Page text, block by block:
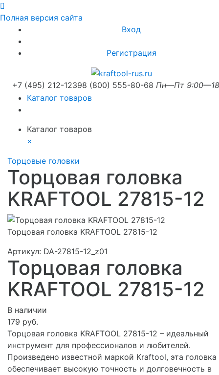
Полная версия сайта
Вход
Регистрация
+7 (495) 212-12398 (800) 555-80-68 Пн—Пт
Каталог товаров
Каталог товаров
×
Торцовые головки
Торцовая головка
KRAFTOOL 27815-12
Торцовая головка KRAFTOOL 27815-12
Артикул: DA-27815-12_z01
Торцовая головка
KRAFTOOL 27815-12
В наличии
179 руб.
Торцовая головка KRAFTOOL 27815-12 – идеальный
инструмент для профессионалов и любителей.
Произведено известной маркой Kraftool, эта головка
обеспечивает высокую точность и долговечность в